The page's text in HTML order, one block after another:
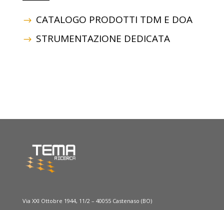
CATALOGO PRODOTTI TDM E DOA
STRUMENTAZIONE DEDICATA
Via XXI Ottobre 1944, 11/2 – 40055 Castenaso (BO)